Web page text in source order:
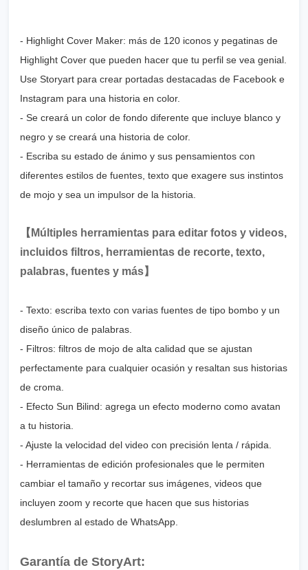
- Highlight Cover Maker: más de 120 iconos y pegatinas de
Highlight Cover que pueden hacer que tu perfil se vea genial.
Use Storyart para crear portadas destacadas de Facebook e
Instagram para una historia en color.
- Se creará un color de fondo diferente que incluye blanco y
negro y se creará una historia de color.
- Escriba su estado de ánimo y sus pensamientos con
diferentes estilos de fuentes, texto que exagere sus instintos
de mojo y sea un impulsor de la historia.
【Múltiples herramientas para editar fotos y videos,
incluidos filtros, herramientas de recorte, texto,
palabras, fuentes y más】
- Texto: escriba texto con varias fuentes de tipo bombo y un
diseño único de palabras.
- Filtros: filtros de mojo de alta calidad que se ajustan
perfectamente para cualquier ocasión y resaltan sus historias
de croma.
- Efecto Sun Bilind: agrega un efecto moderno como avatan
a tu historia.
- Ajuste la velocidad del video con precisión lenta / rápida.
- Herramientas de edición profesionales que le permiten
cambiar el tamaño y recortar sus imágenes, videos que
incluyen zoom y recorte que hacen que sus historias
deslumbren al estado de WhatsApp.
Garantía de StoryArt: